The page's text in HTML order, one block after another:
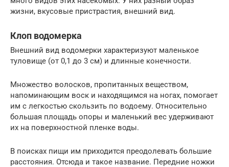
жизни, вкусовые пристрастия, внешний вид.
Клоп водомерка
Внешний вид водомерки характеризуют маленькое
туловище (от 0,1 до 3 см) и длинные конечности.
Множество волосков, пропитанных веществом,
напоминающим воск и находящимся на ногах, помогает
им с легкостью скользить по водоему. Относительно
большая площадь опоры и маленький вес удерживают
их на поверхностной пленке воды.
В поисках пищи им приходится преодолевать большие
расстояния. Отсюда и такое название. Передние ножки